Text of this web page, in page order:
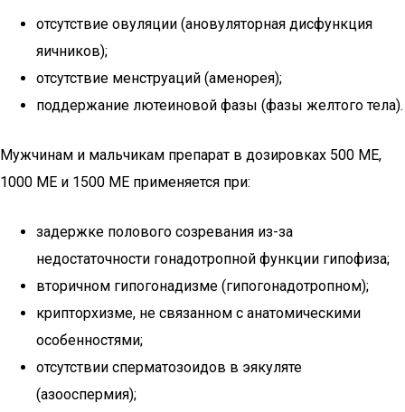
отсутствие овуляции (ановуляторная дисфункция
яичников);
отсутствие менструаций (аменорея);
поддержание лютеиновой фазы (фазы желтого тела).
Мужчинам и мальчикам препарат в дозировках 500 МЕ,
1000 МЕ и 1500 МЕ применяется при:
задержке полового созревания из-за
недостаточности гонадотропной функции гипофиза;
вторичном гипогонадизме (гипогонадотропном);
крипторхизме, не связанном с анатомическими
особенностями;
отсутствии сперматозоидов в эякуляте
(азооспермия);